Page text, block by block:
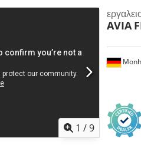
1 /9
AVIA